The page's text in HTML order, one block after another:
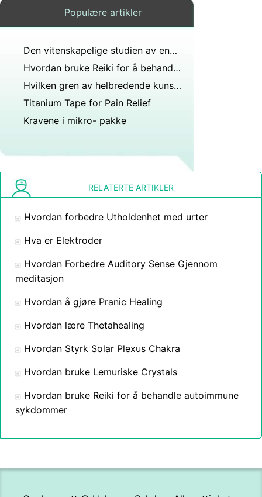
Populære artikler
Den vitenskapelige studien av energi er?
Hvordan bruke Reiki for å behandle autoimmune sykdommer
Hvilken gren av helbredende kunst gir spesiell oppmerksomhet til strukturen i de fysiologiske og biokjemiske aspektene, inkludert manipulasjonsryggraden?
Titanium Tape for Pain Relief
Kravene i mikro- pakke
RELATERTE ARTIKLER
Hvordan forbedre Utholdenhet med urter
Hva er Elektroder
Hvordan Forbedre Auditory Sense Gjennom
meditasjon
Hvordan å gjøre Pranic Healing
Hvordan lære Thetahealing
Hvordan Styrk Solar Plexus Chakra
Hvordan bruke Lemuriske Crystals
Hvordan bruke Reiki for å behandle autoimmune
sykdommer